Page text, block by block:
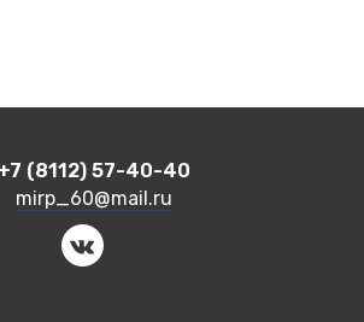
+7 (8112) 57-40-40
mirp_60@mail.ru